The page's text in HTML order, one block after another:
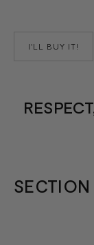
I'LL BUY IT!